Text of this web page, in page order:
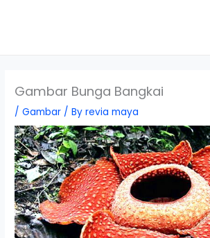
Gambar Bunga Bangkai
/Gambar / Byrevia maya